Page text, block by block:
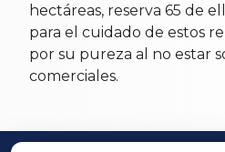
hectáreas, reserva 65 de
para el cuidado de estos
por su pureza al no estar
comerciales.